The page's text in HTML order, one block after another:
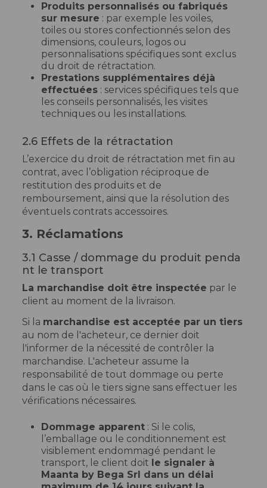
Produits personnalisés ou fabriqués
sur mesure : par exemple les voiles,
toiles ou stores confectionnés selon des
dimensions, couleurs, logos ou
personnalisations spécifiques sont exclus
du droit de rétractation.
Prestations supplémentaires déjà
effectuées: services spécifiques tels que
les conseils personnalisés, les visites
techniques ou les installations.
2.6 Effets de la rétractation
L’exercice du droit de rétractation met fin au
contrat, avec l’obligation réciproque de
restitution des produits et de
remboursement, ainsi que la résolution des
éventuels contrats accessoires.
3. Réclamations
3.1 Casse / dommage du produit penda
nt le transport
La marchandise doit être inspectée par le
client au moment de la livraison.
Si la marchandise est acceptée par un tiers
au nom de l'acheteur, ce dernier doit
l'informer de la nécessité de contrôler la
marchandise. L'acheteur assume la
responsabilité de tout dommage ou perte
dans le cas où le tiers signe sans effectuer les
vérifications nécessaires.
Dommage apparent: Si le colis,
l’emballage ou le conditionnement est
visiblement endommagé pendant le
transport, le client doit le signaler à
Maanta by Bega Srl dans un délai